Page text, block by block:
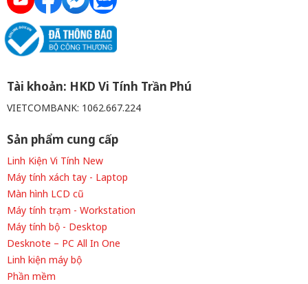
Tài khoản: HKD Vi Tính Trần Phú
VIETCOMBANK: 1062.667.224
Sản phẩm cung cấp
Linh Kiện Vi Tính New
Máy tính xách tay - Laptop
Màn hình LCD cũ
Máy tính trạm - Workstation
Máy tính bộ - Desktop
Desknote – PC All In One
Linh kiện máy bộ
Phần mềm